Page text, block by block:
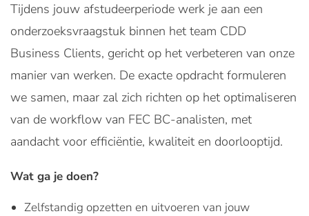
Tijdens jouw afstudeerperiode werk je aan een
onderzoeksvraagstuk binnen het team CDD
Business Clients, gericht op het verbeteren van onze
manier van werken. De exacte opdracht formuleren
we samen, maar zal zich richten op het optimaliseren
van de workflow van FEC BC-analisten, met
aandacht voor efficiëntie, kwaliteit en doorlooptijd.
Wat ga je doen?
Zelfstandig opzetten en uitvoeren van jouw